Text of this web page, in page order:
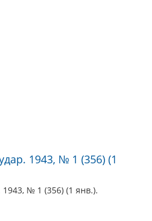
1943, № 1 (356) (1
№ 1 (356) (1 янв.).